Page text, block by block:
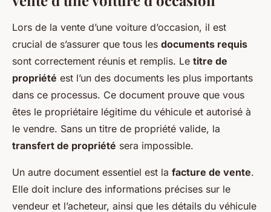
Lors de la vente d’une voiture d’occasion, il est
crucial de s’assurer que tous les documents requis
sont correctement réunis et remplis. Le titre de
propriété est l’un des documents les plus importants
dans ce processus. Ce document prouve que vous
êtes le propriétaire légitime du véhicule et autorisé à
le vendre. Sans un titre de propriété valide, la
transfert de propriété sera impossible.
Un autre document essentiel est la facture de vente.
Elle doit inclure des informations précises sur le
vendeur et l’acheteur, ainsi que les détails du véhicule